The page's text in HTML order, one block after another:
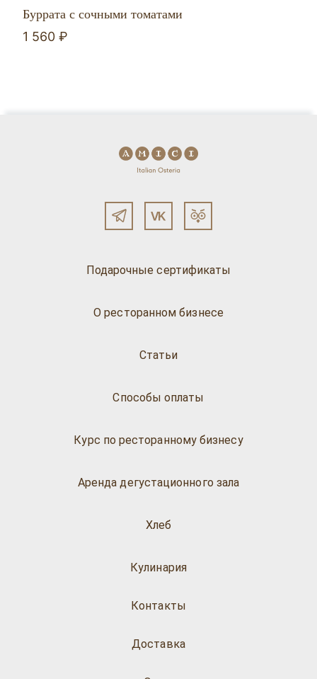
Буррата с сочными томатами
1 560 ₽
Подарочные сертификаты
О ресторанном бизнесе
Статьи
Способы оплаты
Курс по ресторанному бизнесу
Аренда дегустационного зала
Хлеб
Кулинария
Доставка
Контакты